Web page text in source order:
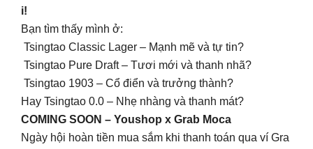
i!
Bạn tìm thấy mình ở:
Tsingtao Classic Lager – Mạnh mẽ và tự tin?
Tsingtao Pure Draft – Tươi mới và thanh nhã?
Tsingtao 1903 – Cổ điển và trưởng thành?
Hay Tsingtao 0.0 – Nhẹ nhàng và thanh mát?
COMING SOON – Youshop x Grab Moca
Ngày hội hoàn tiền mua sắm khi thanh toán qua ví Gra